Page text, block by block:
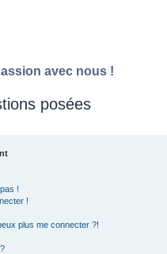
avec nous !
posées
!
!
plus me connecter ?!